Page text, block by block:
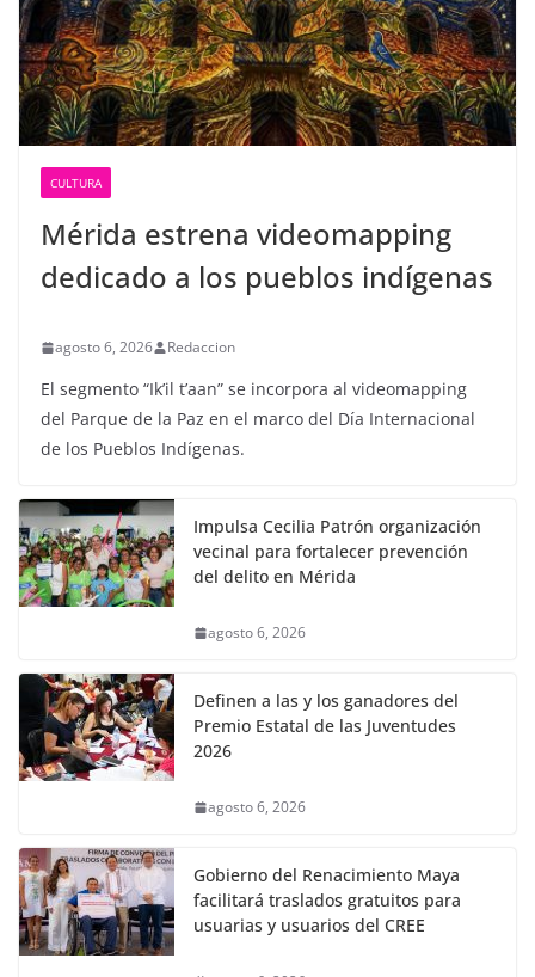
CULTURA
Mérida estrena videomapping
dedicado a los pueblos indígenas
agosto 6, 2026 Redaccion
El segmento “Ik’il t’aan” se incorpora al videomapping
del Parque de la Paz en el marco del Día Internacional
de los Pueblos Indígenas.
Impulsa Cecilia Patrón organización
vecinal para fortalecer prevención
del delito en Mérida
agosto 6, 2026
Definen a las y los ganadores del
Premio Estatal de las Juventudes
2026
agosto 6, 2026
Gobierno del Renacimiento Maya
facilitará traslados gratuitos para
usuarias y usuarios del CREE